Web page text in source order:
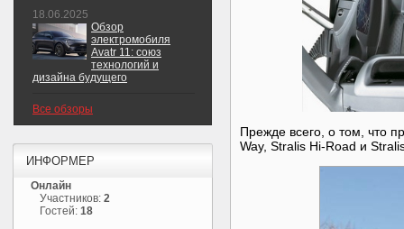
Прежде всего, о том, что
Way, Stralis Hi-Road и
18.06.2025
Обзор
электромобиля
Avatr 11: союз
технологий и
дизайна будущего
Все обзоры
ИНФОРМЕР
Онлайн
Участников: 2
Гостей: 18